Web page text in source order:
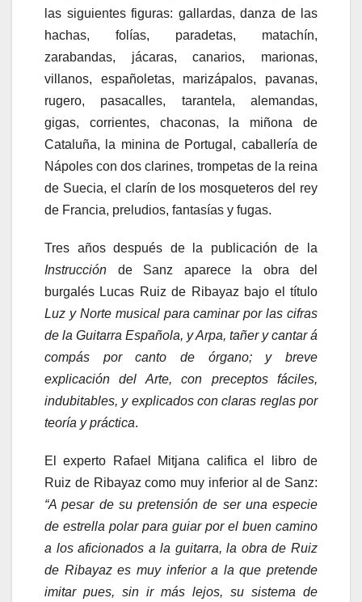
las siguientes figuras: gallardas, danza de las
hachas, folías, paradetas, matachín,
zarabandas, jácaras, canarios, marionas,
villanos, españoletas, marizápalos, pavanas,
rugero, pasacalles, tarantela, alemandas,
gigas, corrientes, chaconas, la miñona de
Cataluña, la minina de Portugal, caballería de
Nápoles con dos clarines, trompetas de la reina
de Suecia, el clarín de los mosqueteros del rey
de Francia, preludios, fantasías y fugas.
Tres años después de la publicación de la
Instrucción de Sanz aparece la obra del
burgalés Lucas Ruiz de Ribayaz bajo el título
Luz y Norte musical para caminar por las cifras
de la Guitarra Española, y Arpa, tañer y cantar á
compás por canto de órgano; y breve
explicación del Arte, con preceptos fáciles,
indubitables, y explicados con claras reglas por
teoría y práctica.
El experto Rafael Mitjana califica el libro de
Ruiz de Ribayaz como muy inferior al de Sanz:
“A pesar de su pretensión de ser una especie
de estrella polar para guiar por el buen camino
a los aficionados a la guitarra, la obra de Ruiz
de Ribayaz es muy inferior a la que pretende
imitar pues, sin ir más lejos, su sistema de